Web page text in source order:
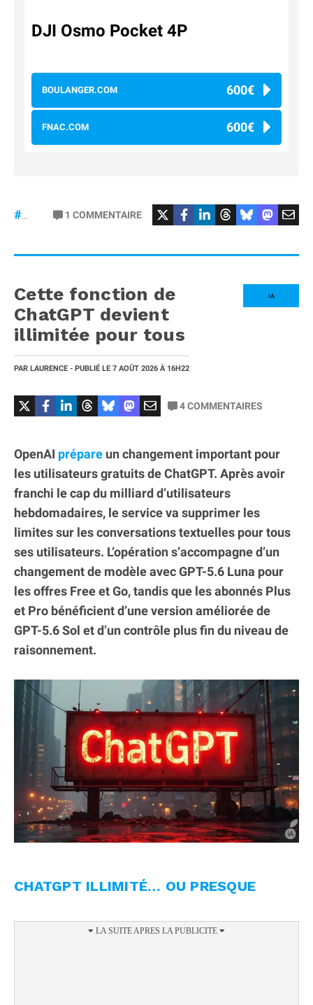
DJI Osmo Pocket 4P
BOULANGER.COM 600€
FNAC.COM 600€
#osmopocket4P
1 COMMENTAIRE
IA
Cette fonction de
ChatGPT devient
illimitée pour tous
PAR LAURENCE - PUBLIÉ LE 7 AOÛT 2026 À 16H22
4COMMENTAIRES
OpenAI prépare un changement important pour
les utilisateurs gratuits de ChatGPT. Après avoir
franchi le cap du milliard d’utilisateurs
hebdomadaires, le service va supprimer les
limites sur les conversations textuelles pour tous
ses utilisateurs. L’opération s’accompagne d’un
changement de modèle avec GPT-5.6 Luna pour
les offres Free et Go, tandis que les abonnés Plus
et Pro bénéficient d’une version améliorée de
GPT-5.6 Sol et d’un contrôle plus fin du niveau de
raisonnement.
CHATGPT ILLIMITÉ… OU PRESQUE